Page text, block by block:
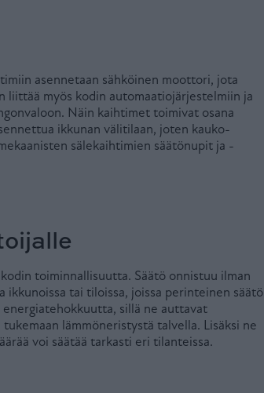
asennetaan sähköinen moottori, jota
liittää myös kodin automaatiojärjestelmiin ja
Näin kaihtimet toimivat osana
ikkunan välitilaan, joten kauko-
sälekaihtimien säätönupit ja -
toiminnallisuutta. Säätö onnistuu ilman
ikkunoissa tai tiloissa, joissa perinteinen säätö
sillä ne auttavat
lämmöneristystä talvella. Lisäksi ne
voi säätää tarkasti eri tilanteissa.